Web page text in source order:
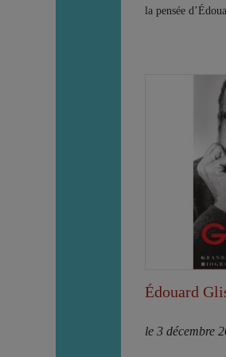
la pensée
Édouard
le 3 décembre